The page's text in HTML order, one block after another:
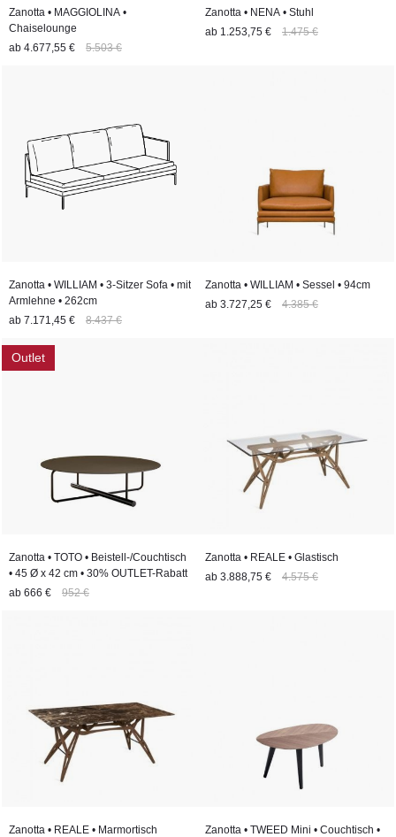
Zanotta • MAGGIOLINA •
Chaiselounge
ab 4.677,55 € 5.503 €
Zanotta • NENA • Stuhl
ab 1.253,75 € 1.475 €
Zanotta • WILLIAM • 3-Sitzer Sofa • mit
Armlehne • 262cm
ab 7.171,45 € 8.437 €
Zanotta • WILLIAM • Sessel • 94cm
ab 3.727,25 € 4.385 €
Outlet
Zanotta • TOTO • Beistell-/Couchtisch
• 45 Ø x 42 cm • 30% OUTLET-Rabatt
ab 666 € 952 €
Zanotta • REALE • Glastisch
ab 3.888,75 € 4.575 €
Zanotta • REALE • Marmortisch Zanotta • TWEED Mini • Couchtisch •